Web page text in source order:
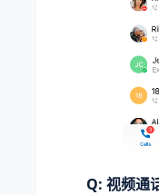
Q: 视频通